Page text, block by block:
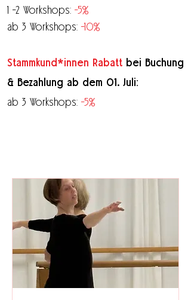
1 -2 Workshops: -5%
ab 3 Workshops: -10%
Stammkund *innen Rabatt bei Buchung
& Bezahlung ab dem 01. Juli:
ab 3 Workshops: -5%